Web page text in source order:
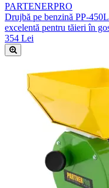
PARTENERPRO
Drujbă pe benzină PP-
excelentă pentru tăieri în
354 Lei